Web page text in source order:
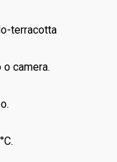
terracotta
camera.